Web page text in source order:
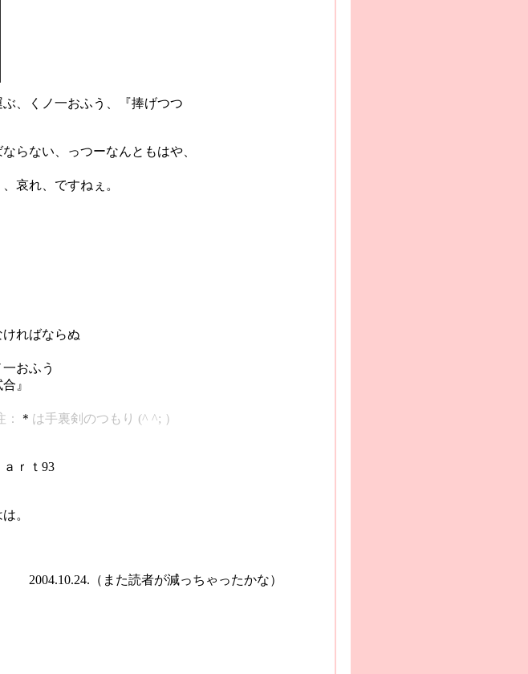
、くノ一おふう、『捧げつつ
らない、っつーなんともはや、
哀れ、ですねぇ。
ならぬ
う
』
：
＊ は手裏剣のつもり (^ ^; ）
ｒｔ93
。
っちゃったかな）